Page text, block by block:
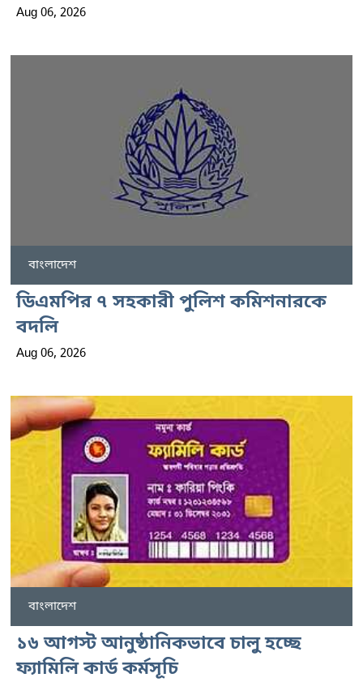
Aug 06, 2026
বাংলাদেশ
ডিএমপির ৭ সহকারী পুলিশ কমিশনারকে
বদলি
Aug 06, 2026
বাংলাদেশ
১৬ আগস্ট আনুষ্ঠানিকভাবে চালু হচ্ছে
ফ্যামিলি কার্ড কর্মসূচি